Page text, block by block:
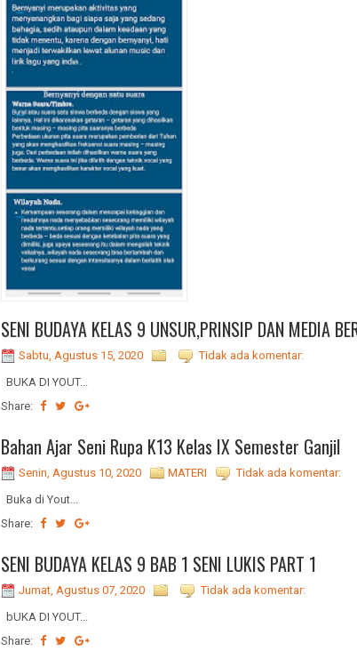
SENI BUDAYA KELAS 9 UNSUR,PRINSIP DAN MEDIA
Sabtu, Agustus 15, 2020
Tidak ada komentar:
BUKA DI YOUT...
Share:
Bahan Ajar Seni Rupa K13 Kelas IX Semester Ganjil
Senin, Agustus 10, 2020 MATERI
Tidak ada komentar:
Buka di Yout...
Share:
SENI BUDAYA KELAS 9 BAB 1 SENI LUKIS PART 1
Jumat, Agustus 07, 2020
Tidak ada komentar:
bUKA DI YOUT...
Share: